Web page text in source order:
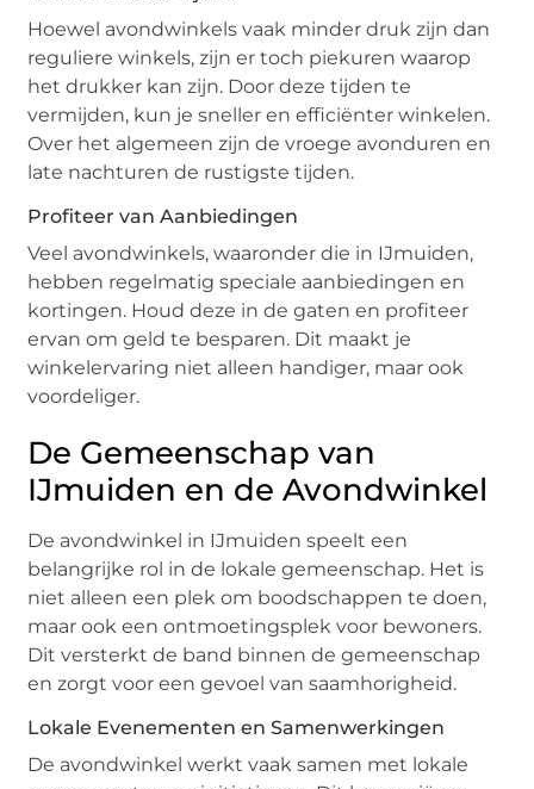
Hoewel avondwinkels vaak minder druk zijn dan
reguliere winkels, zijn er toch piekuren waarop
het drukker kan zijn. Door deze tijden te
vermijden, kun je sneller en efficiënter winkelen.
Over het algemeen zijn de vroege avonduren en
late nachturen de rustigste tijden.
Profiteer van Aanbiedingen
Veel avondwinkels, waaronder die in IJmuiden,
hebben regelmatig speciale aanbiedingen en
kortingen. Houd deze in de gaten en profiteer
ervan om geld te besparen. Dit maakt je
winkelervaring niet alleen handiger, maar ook
voordeliger.
De Gemeenschap van
IJmuiden en de Avondwinkel
De avondwinkel in IJmuiden speelt een
belangrijke rol in de lokale gemeenschap. Het is
niet alleen een plek om boodschappen te doen,
maar ook een ontmoetingsplek voor bewoners.
Dit versterkt de band binnen de gemeenschap
en zorgt voor een gevoel van saamhorigheid.
Lokale Evenementen en Samenwerkingen
De avondwinkel werkt vaak samen met lokale